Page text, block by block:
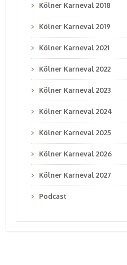
Kölner Karneval 2018
Kölner Karneval 2019
Kölner Karneval 2021
Kölner Karneval 2022
Kölner Karneval 2023
Kölner Karneval 2024
Kölner Karneval 2025
Kölner Karneval 2026
Kölner Karneval 2027
Podcast